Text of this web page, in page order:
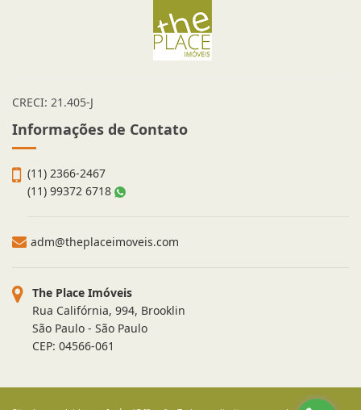
CRECI: 21.405-J
Informações de Contato
(11) 2366-2467
(11) 99372 6718
adm@theplaceimoveis.com
The Place Imóveis
Rua Califórnia, 994, Brooklin
São Paulo - São Paulo
CEP: 04566-061